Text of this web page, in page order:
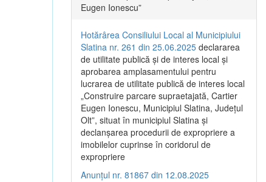
Eugen Ionescu”
Hotărârea Consiliului Local al Municipiului
Slatina nr. 261 din 25.06.2025 declararea
de utilitate publică și de interes local și
aprobarea amplasamentului pentru
lucrarea de utilitate publică de interes local
„Construire parcare supraetajată, Cartier
Eugen Ionescu, Municipiul Slatina, Județul
Olt”, situat în municipiul Slatina și
declanșarea procedurii de expropriere a
imobilelor cuprinse în coridorul de
expropriere
Anunțul nr. 81867 din 12.08.2025